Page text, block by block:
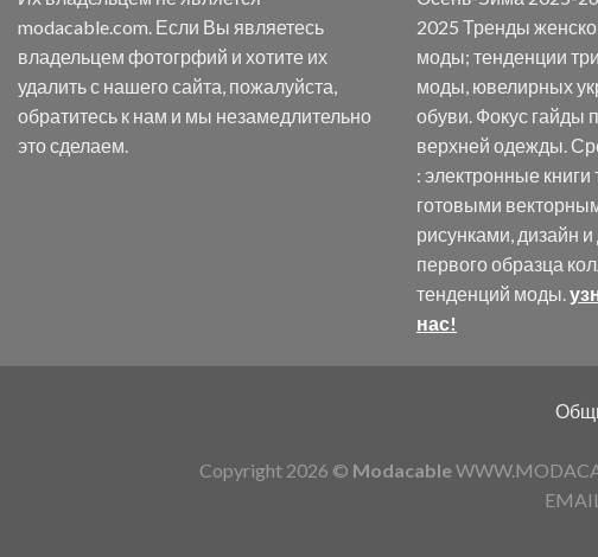
modacable.com. Если Вы являетесь
владельцем фотогрфий и хотите их
удалить с нашего сайта, пожалуйста,
обратитесь к нам и мы незамедлительно
это сделаем.
2025 Тренды
моды; тенденции
моды, ювелирных
обуви. Фокус гайды
верхней одежды.
: электронные
готовыми
рисунками, дизайн
первого образца
тенденций моды.
нас!
Copyright 2026 © Modacable